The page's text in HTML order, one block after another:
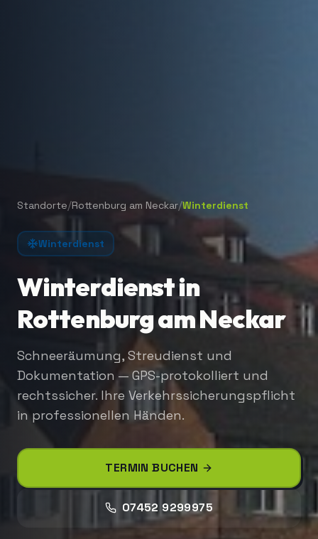
Standorte/Rottenburg am Neckar/Winterdienst
Winterdienst
Winterdienst in
Rottenburg am Neckar
Schneeräumung, Streudienst und
Dokumentation — GPS-protokolliert und
rechtssicher. Ihre Verkehrssicherungspflicht
in professionellen Händen.
TERMIN BUCHEN
07452 9299975